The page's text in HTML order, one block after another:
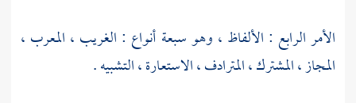
الأمر الرابع : الألفاظ ، وهو سبعة أنواع : الغريب ، المعرب ،
المجاز ، المشترك ، المترادف ، الاستعارة ، التشبيه .